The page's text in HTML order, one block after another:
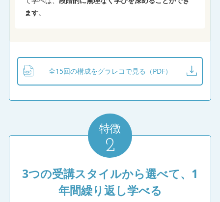
★★★★★
色々なテクニックを伝授いただきありがとうござい
ました。 日曜日に物件を見に行くので、さっそく
使ってみたいと思います(*^_^*)
vol.7 買い付けと価格交渉のテクニック
★★★★☆ 2026/07/13
とても良かった。後は交渉する気力があるか
ます。
全15回の構成をグラレコで見る（PDF）
特徴
2
3つの受講スタイルから選べて、1
年間繰り返し学べる